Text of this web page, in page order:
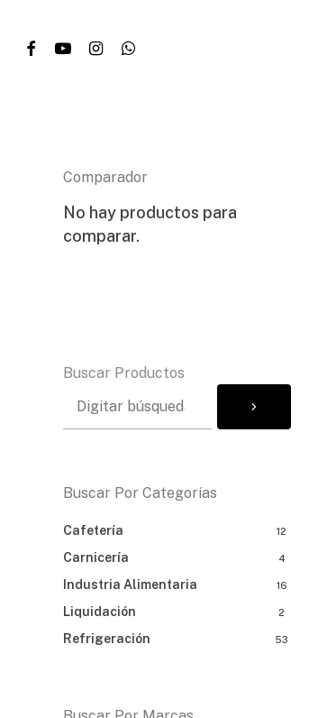
Skipfacebookyoutubeinstagramwhatsapp
Comparador
No hay productos para
comparar.
Buscar Productos
Buscar Por Categorías
Cafetería 12
Carnicería 4
Industria Alimentaria 16
Liquidación 2
Refrigeración 53